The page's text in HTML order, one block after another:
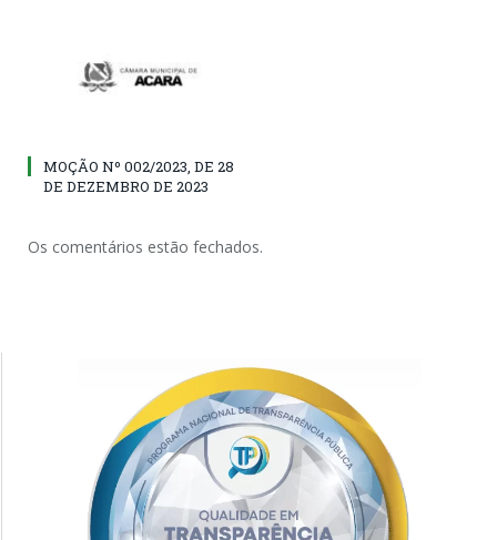
MOÇÃO Nº 002/2023, DE 28
DE DEZEMBRO DE 2023
Os comentários estão fechados.